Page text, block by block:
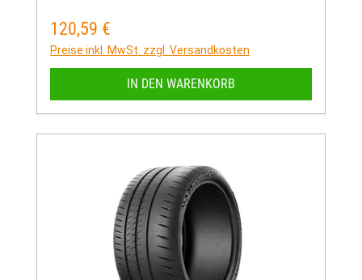
Regulärer Preis:
120,59 €
Preise inkl. MwSt. zzgl. Versandkosten
IN DEN WARENKORB